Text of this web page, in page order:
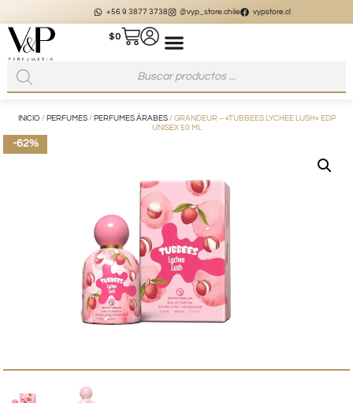
+56 9 3877 3738 @vyp_store.chile vypstore.cl
$0
INICIO / PERFUMES/ PERFUMES ÁRABES/ GRANDEUR – «TUBBEES LYCHEE LUSH» EDP
UNISEX 50 ML
-62%